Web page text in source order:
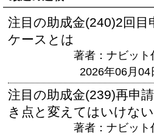
注目の助成金(240)2回目
ケースとは
著者：ナビッ
2026年06月04
注目の助成金(239)再申
き点と変えてはいけな
著者：ナビッ